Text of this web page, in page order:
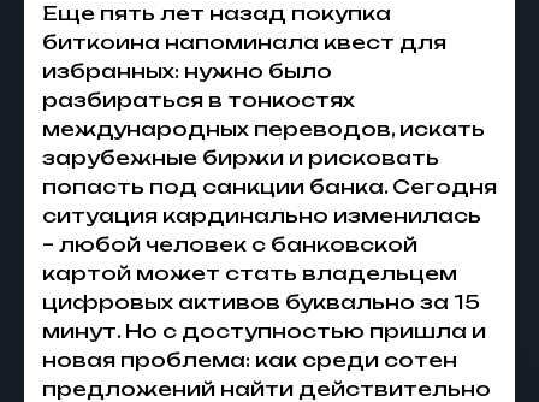
Еще пять лет назад покупка
биткоина напоминала квест для
избранных: нужно было
разбираться в тонкостях
международных переводов, искать
зарубежные биржи и рисковать
попасть под санкции банка. Сегодня
ситуация кардинально изменилась
– любой человек с банковской
картой может стать владельцем
цифровых активов буквально за 15
минут. Но с доступностью пришла и
новая проблема: как среди сотен
предложений найти действительно